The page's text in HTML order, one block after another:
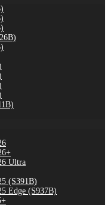
Ultra
(S391B)
Edge (S937B)